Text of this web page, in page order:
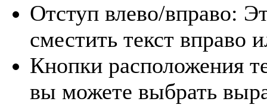
Отступ влево/вправо:
сместить текст вправо
Кнопки расположения
вы можете выбрать